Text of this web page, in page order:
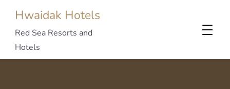
Hwaidak Hotels
Red Sea Resorts and
Hotels